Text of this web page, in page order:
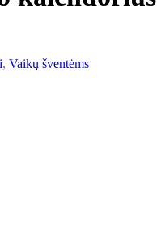
, Vaikų šventėms